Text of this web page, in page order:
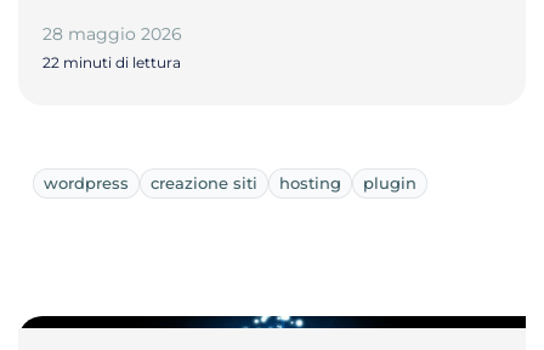
28 maggio 2026
22 minuti di lettura
wordpress creazione siti hosting plugin